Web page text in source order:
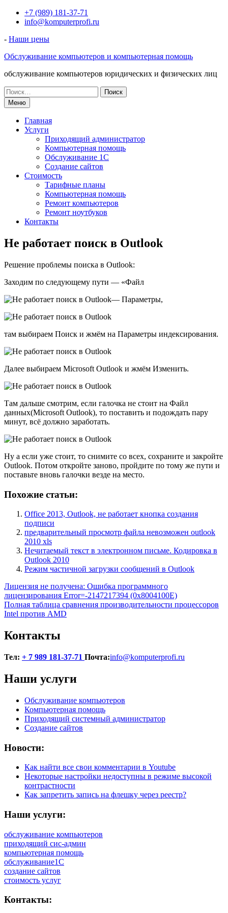
Перейти+7 (989) 181-37-71
info@komputerprofi.ru
- Наши цены
Обслуживание компьютеров и компьютерная помощь
обслуживание компьютеров юридических и физических лиц
Искать:
Меню
Главная
Услуги
Приходящий администратор
Компьютерная помощь
Обслуживание 1С
Создание сайтов
Стоимость
Тарифные планы
Компьютерная помощь
Ремонт компьютеров
Ремонт ноутбуков
Контакты
Не работает поиск в Outlook
Решение проблемы поиска в Outlook:
Заходим по следующему пути — «Файл
— Параметры,
там выбираем Поиск и жмём на Параметры индексирования.
Далее выбираем Microsoft Outlook и жмём Изменить.
Там дальше смотрим, если галочка не стоит на Файл
данных(Microsoft Outlook), то поставить и подождать пару
минут, всё должно заработать.
Ну а если уже стоит, то снимите со всех, сохраните и закройте
Outlook. Потом откройте заново, пройдите по тому же пути и
поставьте вновь галочки везде на место.
Похожие статьи:
Office 2013, Outlook, не работает кнопка создания
подписи
предварительный просмотр файла невозможен outlook
2010 xls
Нечитаемый текст в электронном письме. Кодировка в
Outlook 2010
Режим частичной загрузки сообщений в Outlook
Навигация
по
записям
Лицензия не получена: Ошибка программного
лицензирования Error=-2147217394 (0x8004100E)
Полная таблица сравнения производительности процессоров
Intel против AMD
Контакты
Тел: + 7 989 181-37-71 Почта:info@komputerprofi.ru
Наши услуги
Обслуживание компьютеров
Компьютерная помощь
Приходящий системный администратор
Создание сайтов
Новости:
Как найти все свои комментарии в Youtube
Некоторые настройки недоступны в режиме высокой
контрастности
Как запретить запись на флешку через реестр?
Наши услуги:
обслуживание компьютеров
приходящий сис-админ
компьютерная помощь
обслуживание1С
создание сайтов
стоимость услуг
Контакты: